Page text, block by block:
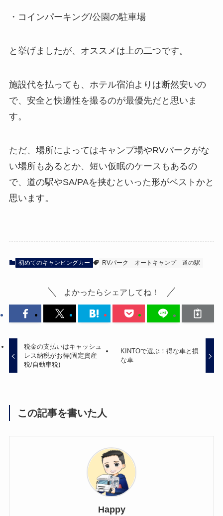
・コインパーキング/公園の駐車場
と挙げましたが、オススメは上の二つです。
施設代を払っても、ホテル宿泊よりは断然安いの
で、安全と快適性を撮るのが最優先だと思いま
す。
ただ、場所によってはキャンプ場やRVパークがな
い場所もあるとか、短い仮眠のケースもあるの
で、道の駅やSA/PAを挟むといった形がベストかと
思います。
初めてのキャンピングカー RVパーク オートキャンプ 道の駅
よかったらシェアしてね！
税金の支払いはキャッシュ
レス納税がお得(固定資産
税/自動車税)
KINTOで選ぶ！得な車と損
な車
この記事を書いた人
Happy